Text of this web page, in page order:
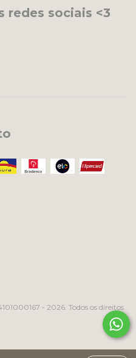
redes sociais <3
- 2026. Todos os direitos